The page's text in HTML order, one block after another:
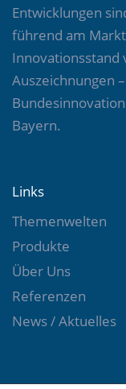
Entwicklungen
führend am
Innovationsstand
Auszeichnungen
Bayern.
Links
Themenwelten
Produkte
Über Uns
Referenzen
News / Aktuelles